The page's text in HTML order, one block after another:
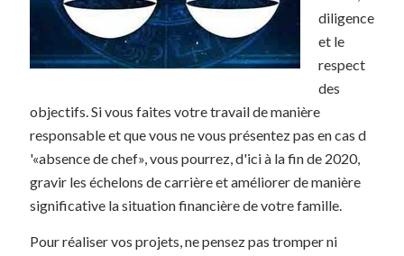
diligence
et le
respect
des
objectifs. Si vous faites votre travail de manière
responsable et que vous ne vous présentez pas en cas d
'«absence de chef», vous pourrez, d'ici à la fin de 2020,
gravir les échelons de carrière et améliorer de manière
significative la situation financière de votre famille.
Pour réaliser vos projets, ne pensez pas tromper ni